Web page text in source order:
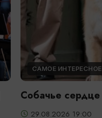
САМОЕ ИНТЕРЕСНОЕ
Собачье сердце
29.08.2026 19:00